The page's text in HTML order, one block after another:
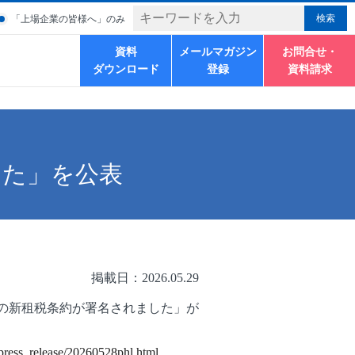
「上場企業の皆様へ」のみ
資料
ダウンロード
メールマガジン
登録
お問合せ・
資料請求
」を公表
掲載日：2026.05.29
租税条約が署名されました」が
20260528phl.html